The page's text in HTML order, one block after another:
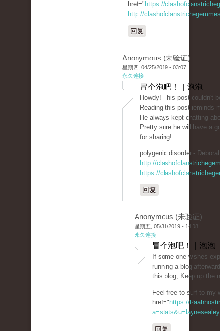
href=" https://
http://
回复
Anonymous (未验证)
星期四, 04/25/2019 - 03:07
永久连接
冒个泡吧！ | 泡泡
Howdy! This post couldn't
Reading this post reminds
He always kept chatting
Pretty sure he will have a
for sharing!
polygenic disorder -
http://
https://
回复
Anonymous (未验证)
星期五, 05/31/2019 - 14:08
永久连接
冒个泡吧！ | 泡泡
If some one wishes
running a blog
this blog, Keep up the
Feel free to surf to my
href=" https://
回复